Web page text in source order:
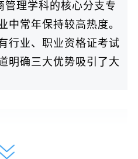
管理学科的核心分支专
中常年保持较高热度。
行业、职业资格证考试
明确三大优势吸引了大